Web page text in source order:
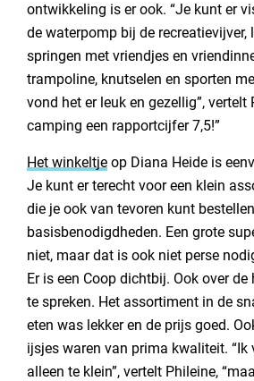
ontwikkeling is er ook. “Je kunt er
de waterpomp bij de recreatievijver,
springen met vriendjes en
trampoline, knutselen en sporten
vond het er leuk en gezellig”, vertelt
camping een rapportcijfer 7,5!”
Het winkeltje op Diana Heide is
Je kunt er terecht voor een klein
die je ook van tevoren kunt
basisbenodigdheden. Een grote
niet, maar dat is ook niet perse
Er is een Coop dichtbij. Ook over de
te spreken. Het assortiment in de
eten was lekker en de prijs goed.
ijsjes waren van prima kwaliteit. “Ik
alleen te klein”, vertelt Phileine,